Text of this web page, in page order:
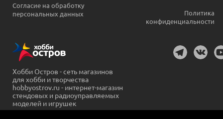
Согласие на обработку
персональных данных
Политика
конфиденциальности
Хобби Остров - сеть магазинов
для хобби и творчества
hobbyostrov.ru - интернет-магазин
стендовых и радиоуправляемых
моделей и игрушек